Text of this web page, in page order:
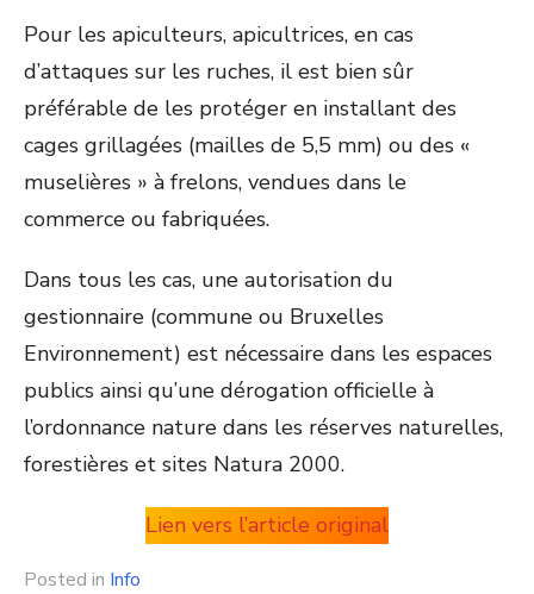
Pour les apiculteurs, apicultrices, en cas
d’attaques sur les ruches, il est bien sûr
préférable de les protéger en installant des
cages grillagées (mailles de 5,5 mm) ou des «
muselières » à frelons, vendues dans le
commerce ou fabriquées.
Dans tous les cas, une autorisation du
gestionnaire (commune ou Bruxelles
Environnement) est nécessaire dans les espaces
publics ainsi qu’une dérogation officielle à
l’ordonnance nature dans les réserves naturelles,
forestières et sites Natura 2000.
Lien vers l’article original
Posted in Info